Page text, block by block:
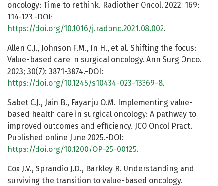
oncology: Time to rethink. Radiother Oncol. 2022; 169:
114-123.-DOI:
https://doi.org/10.1016/j.radonc.2021.08.002.
Allen C.J., Johnson F.M., In H., et al. Shifting the focus:
Value-based care in surgical oncology. Ann Surg Onco.
2023; 30(7): 3871-3874.-DOI:
https://doi.org/10.1245/s10434-023-13369-8.
Sabet C.J., Jain B., Fayanju O.M. Implementing value-
based health care in surgical oncology: A pathway to
improved outcomes and efficiency. JCO Oncol Pract.
Published online June 2025.-DOI:
https://doi.org/10.1200/OP-25-00125.
Cox J.V., Sprandio J.D., Barkley R. Understanding and
surviving the transition to value-based oncology.